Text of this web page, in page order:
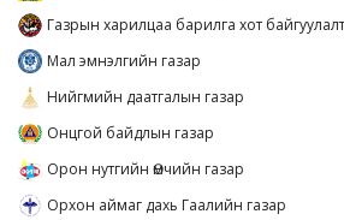
Газрын харилцаа барилга хот
Мал эмнэлгийн газар
Нийгмийн даатгалын газар
Онцгой байдлын газар
Орон нутгийн Өмчийн газар
Орхон аймаг дахь Гаалийн газар